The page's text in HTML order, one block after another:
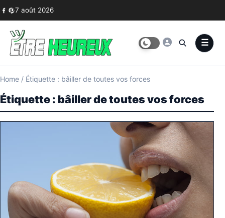
Skip to content
7 août 2026
Home / Étiquette : bâiller de toutes vos forces
Étiquette : bâiller de toutes vos forces